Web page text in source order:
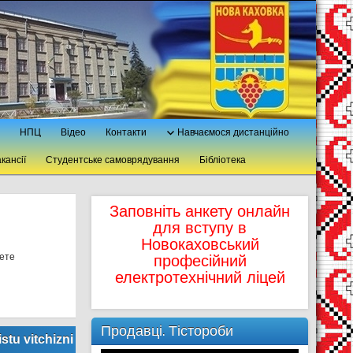
НПЦ Відео Контакти Навчаємося дистанційно
Студентське самоврядування Бібліотека
vitchizni
Заповніть анкету онлайн
для вступу в
Новокаховський
професійний
електротехнічний ліцей
Продавці. Тістороби